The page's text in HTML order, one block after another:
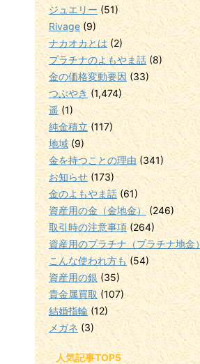
ジュエリー (51)
Rivage (9)
ナカオカとは (2)
プラチナのよもやま話 (8)
金の価格変動要因 (33)
つぶやき (1,474)
遥 (1)
純金積立 (117)
地域(9)
金を持つことの理由 (341)
お知らせ (173)
金のよもやま話 (61)
資産用の金（金地金）
(246)
取引時の注意事項(264)
資産用のプラチナ（プラチナ地金）
こんな使われ方も (54)
資産用の銀 (35)
貴金属買取 (107)
結婚指輪 (12)
メガネ (3)
人気記事TOP5